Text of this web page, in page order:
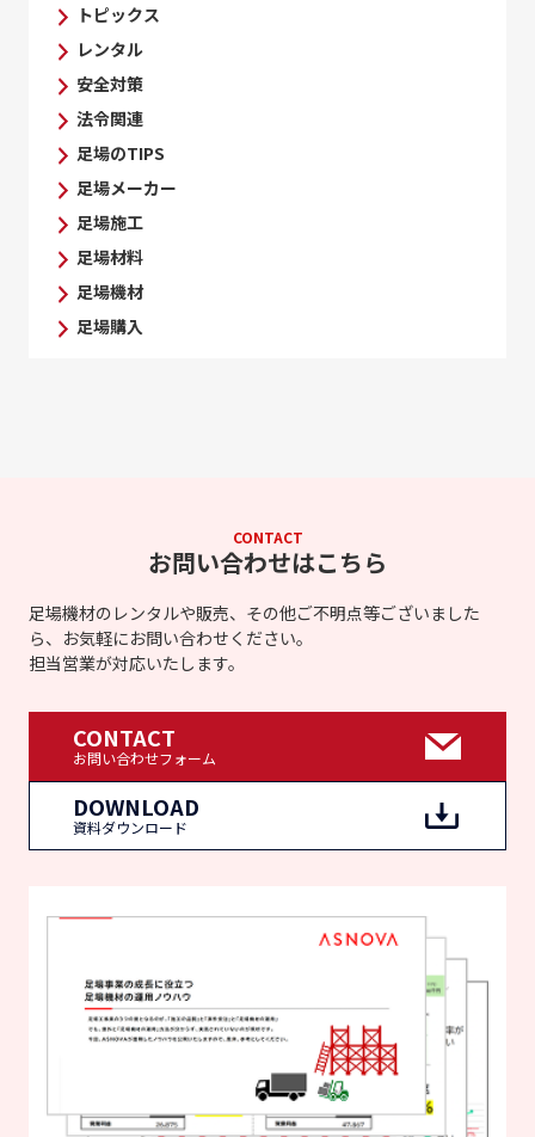
トピックス
レンタル
安全対策
法令関連
足場のTIPS
足場メーカー
足場施工
足場材料
足場機材
足場購入
CONTACT
お問い合わせはこちら
足場機材のレンタルや販売、その他ご不明点等ございました
ら、お気軽にお問い合わせください。
担当営業が対応いたします。
DOWNLOAD
資料ダウンロード
CONTACT
お問い合わせフォーム